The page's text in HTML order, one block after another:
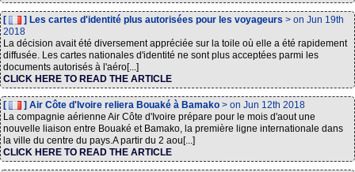
[ ] Les cartes d'identité plus autorisées pour les voyageurs > on Jun 19th
2018
La décision avait été diversement appréciée sur la toile où elle a été rapidement
diffusée. Les cartes nationales d'identité ne sont plus acceptées parmi les
documents autorisés à l'aéro[...]
CLICK HERE TO READ THE ARTICLE
[ ] Air Côte d'Ivoire reliera Bouaké à Bamako > on Jun 12th 2018
La compagnie aérienne Air Côte d'Ivoire prépare pour le mois d'aout une
nouvelle liaison entre Bouaké et Bamako, la première ligne internationale dans
la ville du centre du pays.A partir du 2 aou[...]
CLICK HERE TO READ THE ARTICLE